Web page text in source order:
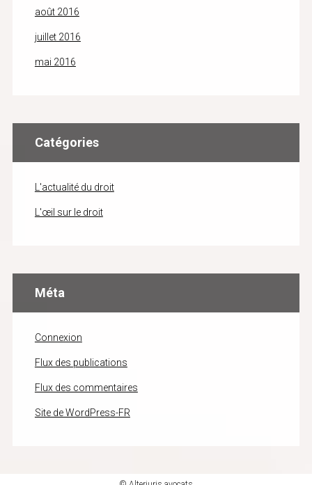
août 2016
juillet 2016
mai 2016
Catégories
L'actualité du droit
L'œil sur le droit
Méta
Connexion
Flux des publications
Flux des commentaires
Site de WordPress-FR